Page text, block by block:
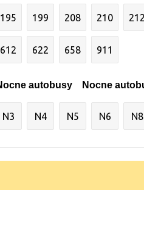
195 199 208 210 212
612 622 658 911
Nocne
N3 N4 N5 N6 N8